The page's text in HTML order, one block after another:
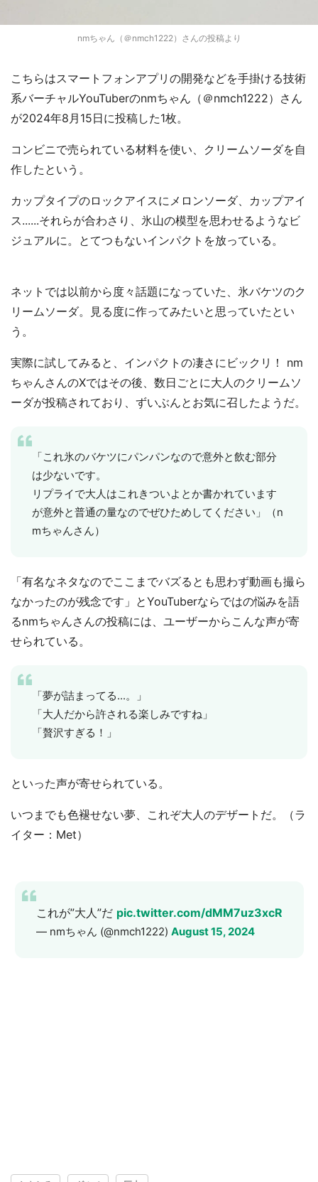
nmちゃん（＠nmch1222）さんの投稿より
こちらはスマートフォンアプリの開発などを手掛ける技術
系バーチャルYouTuberのnmちゃん（＠nmch1222）さん
が2024年8月15日に投稿した1枚。
コンビニで売られている材料を使い、クリームソーダを自
作したという。
カップタイプのロックアイスにメロンソーダ、カップアイ
ス......それらが合わさり、氷山の模型を思わせるようなビ
ジュアルに。とてつもないインパクトを放っている。
ネットでは以前から度々話題になっていた、氷バケツのク
リームソーダ。見る度に作ってみたいと思っていたとい
う。
実際に試してみると、インパクトの凄さにビックリ！ nm
ちゃんさんのXではその後、数日ごとに大人のクリームソ
ーダが投稿されており、ずいぶんとお気に召したようだ。
「これ氷のバケツにパンパンなので意外と飲む部分
は少ないです。
リプライで大人はこれきついよとか書かれています
が意外と普通の量なのでぜひためしてください」（n
mちゃんさん）
「有名なネタなのでここまでバズるとも思わず動画も撮ら
なかったのが残念です」とYouTuberならではの悩みを語
るnmちゃんさんの投稿には、ユーザーからこんな声が寄
せられている。
「夢が詰まってる...。」
「大人だから許される楽しみですね」
「贅沢すぎる！」
といった声が寄せられている。
いつまでも色褪せない夢、これぞ大人のデザートだ。（ラ
イター：Met）
これが”大人”だ pic.twitter.com/dMM7uz3xcR
— nmちゃん (@nmch1222) August 15, 2024